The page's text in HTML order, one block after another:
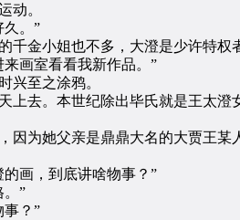
动。
。”
金小姐也不多，大澄是少许特权
画室看看我新作品。”
至之涂鸦。
去。本世纪除出毕氏就是王太澄
为她父亲是鼎鼎大名的大贾王某
画，到底讲啥物事？”
”
？”